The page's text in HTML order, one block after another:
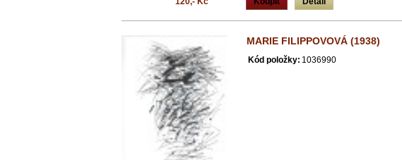
MARIE FILIPPOVOVÁ (1938)
Kód položky: 1036990